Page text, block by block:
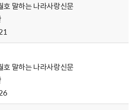
말하는 나라사랑신문
말하는 나라사랑신문